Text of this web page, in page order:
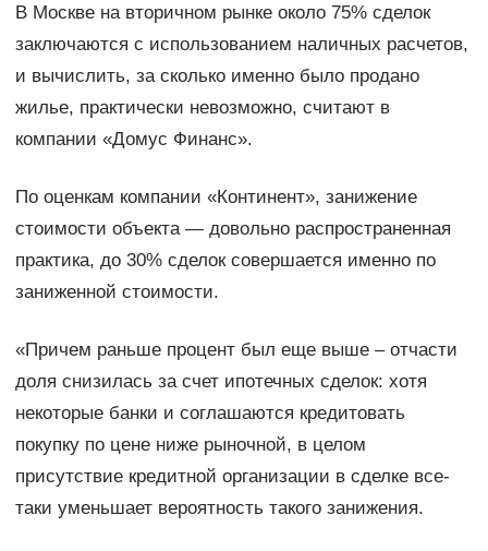
В Москве на вторичном рынке около 75% сделок
заключаются с использованием наличных расчетов,
и вычислить, за сколько именно было продано
жилье, практически невозможно, считают в
компании «Домус Финанс».
По оценкам компании «Континент», занижение
стоимости объекта — довольно распространенная
практика, до 30% сделок совершается именно по
заниженной стоимости.
«Причем раньше процент был еще выше – отчасти
доля снизилась за счет ипотечных сделок: хотя
некоторые банки и соглашаются кредитовать
покупку по цене ниже рыночной, в целом
присутствие кредитной организации в сделке все-
таки уменьшает вероятность такого занижения.